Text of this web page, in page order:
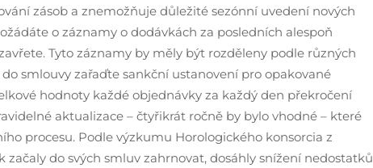
zásob a znemožňuje důležité sezónní uvedení nových
o záznamy o dodávkách za posledních alespoň
Tyto záznamy by měly být rozděleny podle různých
smlouvy zařaďte sankční ustanovení pro opakované
hodnoty každé objednávky za každý den překročení
aktualizace – čtyřikrát ročně by bylo vhodné – které
procesu. Podle výzkumu Horologického konsorcia z
do svých smluv zahrnovat, dosáhly snížení nedostatků